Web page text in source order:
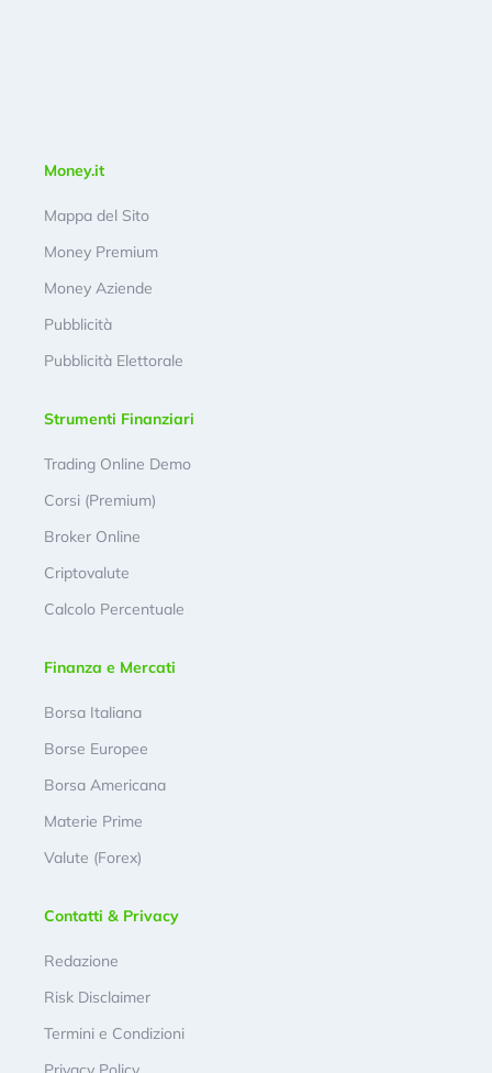
Money.it
Mappa del Sito
Money Premium
Money Aziende
Pubblicità
Pubblicità Elettorale
Strumenti Finanziari
Trading Online Demo
Corsi (Premium)
Broker Online
Criptovalute
Calcolo Percentuale
Finanza e Mercati
Borsa Italiana
Borse Europee
Borsa Americana
Materie Prime
Valute (Forex)
Contatti & Privacy
Redazione
Risk Disclaimer
Termini e Condizioni